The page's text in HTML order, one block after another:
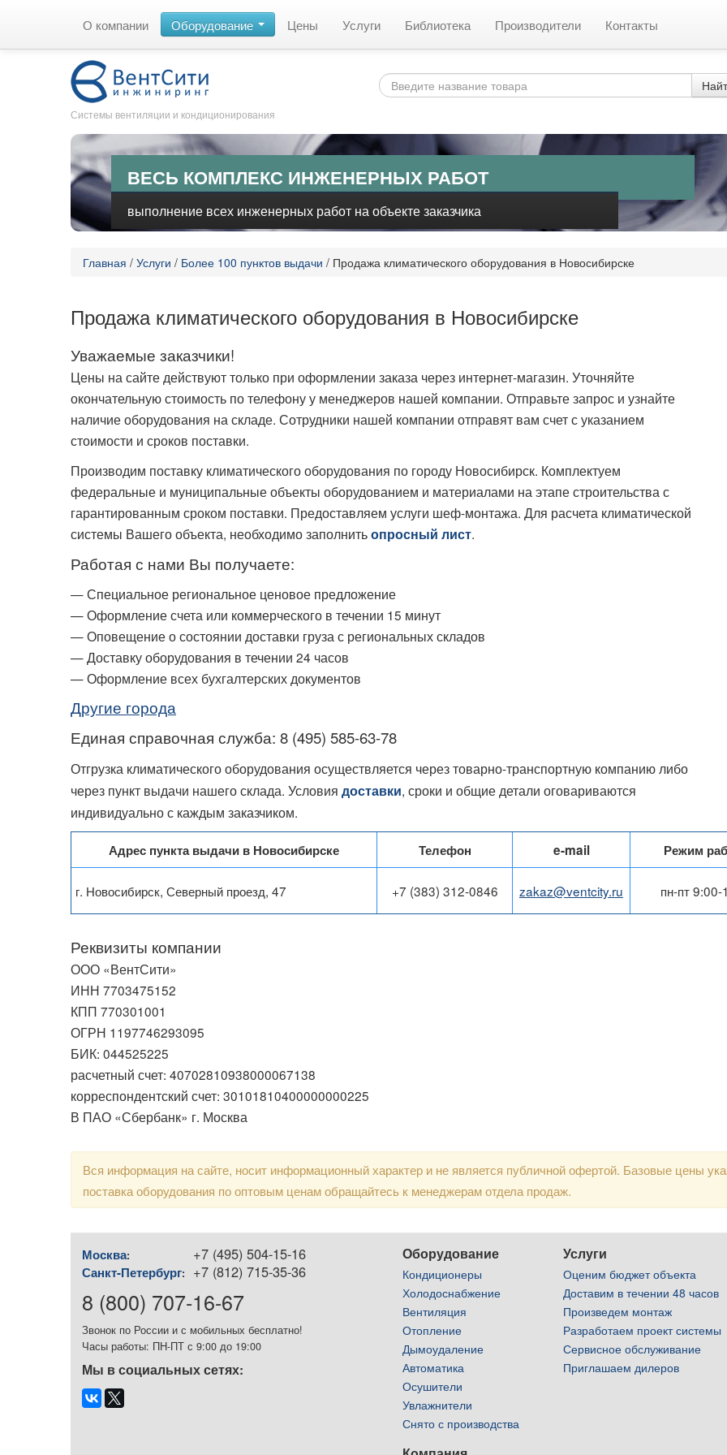
О компании Оборудование Цены Услуги Библиотека Производители Контакты
Системы вентиляции и кондиционирования
ВЕСЬ КОМПЛЕКС ИНЖЕНЕРНЫХ РАБОТ
выполнение всех инженерных работ на объекте заказчика
Главная / Услуги / Более 100 пунктов выдачи / Продажа климатического оборудования в Новосибирске
Продажа климатического оборудования в Новосибирске
Уважаемые заказчики!
Цены на сайте действуют только при оформлении заказа через интернет-магазин. Уточняйте
окончательную стоимость по телефону у менеджеров нашей компании. Отправьте запрос и узнайте
наличие оборудования на складе. Сотрудники нашей компании отправят вам счет с указанием
стоимости и сроков поставки.
Производим поставку климатического оборудования по городу Новосибирск. Комплектуем
федеральные и муниципальные объекты оборудованием и материалами на этапе строительства с
гарантированным сроком поставки. Предоставляем услуги шеф-монтажа. Для расчета климатической
системы Вашего объекта, необходимо заполнитьопросный лист.
Работая с нами Вы получаете:
— Специальное региональное ценовое предложение
— Оформление счета или коммерческого в течении 15 минут
— Оповещение о состоянии доставки груза с региональных складов
— Доставку оборудования в течении 24 часов
— Оформление всех бухгалтерских документов
Другие города
Единая справочная служба: 8 (495) 585-63-78
Отгрузка климатического оборудования осуществляется через товарно-транспортную компанию либо
через пункт выдачи нашего склада. Условия доставки, сроки и общие детали оговариваются
индивидуально с каждым заказчиком.
Адрес пункта выдачи в Новосибирске Телефон e-mail Режим
г. Новосибирск, Северный проезд, 47 +7 (383) 312-0846 zakaz@ventcity.ru пн-пт 9:00-
Реквизиты компании
ООО «ВентСити»
ИНН 7703475152
КПП 770301001
ОГРН 1197746293095
БИК: 044525225
расчетный счет: 40702810938000067138
корреспондентский счет: 30101810400000000225
В ПАО «Сбербанк» г. Москва
Вся информация на сайте, носит информационный характер и не является публичной офертой. Базовые цены
поставка оборудования по оптовым ценам обращайтесь к менеджерам отдела продаж.
Москва: +7 (495) 504-15-16
Санкт-Петербург: +7 (812) 715-35-36
8 (800) 707-16-67
Звонок по России и с мобильных бесплатно!
Часы работы: ПН-ПТ с 9:00 до 19:00
Мы в социальных сетях:
Оборудование
Кондиционеры
Холодоснабжение
Вентиляция
Отопление
Дымоудаление
Автоматика
Осушители
Увлажнители
Снято с производства
Услуги
Оценим бюджет объекта
Доставим в течении 48 часов
Произведем монтаж
Разработаем проект системы
Сервисное обслуживание
Приглашаем дилеров